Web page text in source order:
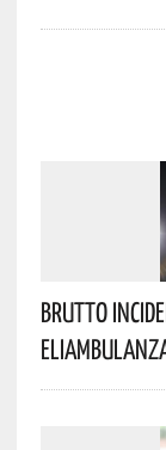
Brutto